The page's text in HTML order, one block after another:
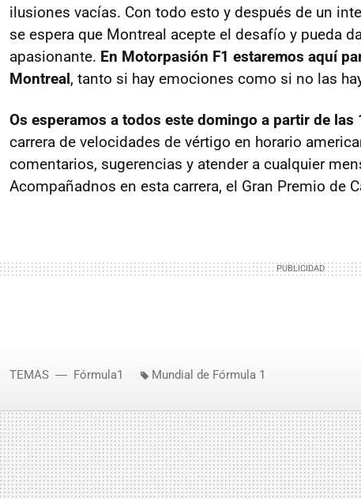
ilusiones vacías. Con todo esto y después de un
se espera que Montreal acepte el desafío y pueda
apasionante. En Motorpasión F1 estaremos aquí
Montreal, tanto si hay emociones como si no las
Os esperamos a todos este domingo a partir de
carrera de velocidades de vértigo en horario
comentarios, sugerencias y atender a cualquier
Acompañadnos en esta carrera, el Gran Premio de
TEMAS Fórmula1 Mundial de Fórmula 1